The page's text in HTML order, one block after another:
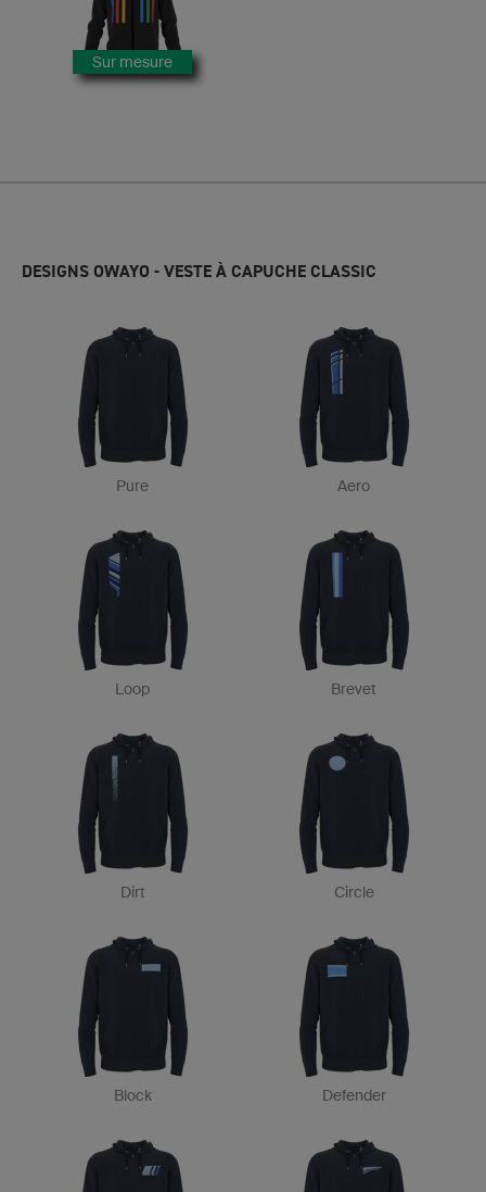
Sur mesure
DESIGNS OWAYO - VESTE À CAPUCHE CLASSIC
Pure Aero
Loop Brevet
Dirt Circle
Block Defender